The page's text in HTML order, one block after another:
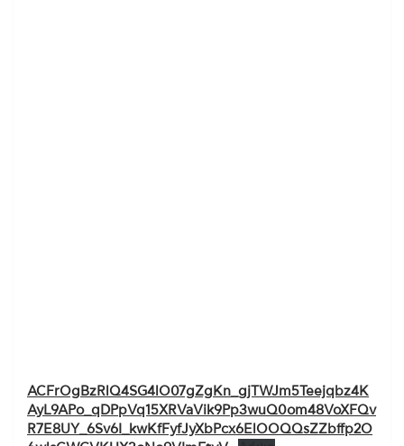
ACFrOgBzRlQ4SG4lO07gZgKn_gjTWJm5Teejqbz4K
AyL9APo_qDPpVq15XRVaVik9Pp3wuQ0om48VoXFQv
R7E8UY_6Sv6I_kwKfFyfJyXbPcx6ElOOQQsZZbffp2O